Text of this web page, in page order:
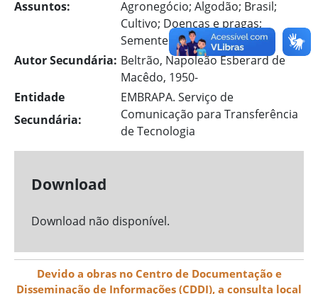
Assuntos:
Agronegócio; Algodão; Brasil;
Cultivo; Doenças e pragas;
Sementes
Autor Secundária: Beltrão, Napoleão Esberard de
Macêdo, 1950-
Entidade
Secundária:
EMBRAPA. Serviço de
Comunicação para Transferência
de Tecnologia
Download
Download não disponível.
Devido a obras no Centro de Documentação e
Disseminação de Informações (CDDI), a consulta local